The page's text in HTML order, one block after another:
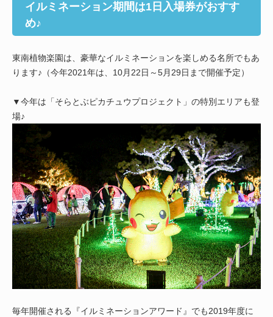
イルミネーション期間は1日入場券がおすす
め♪
東南植物楽園は、豪華なイルミネーションを楽しめる名所でもあ
ります♪（今年2021年は、10月22日～5月29日まで開催予定）
▼今年は「そらとぶピカチュウプロジェクト」の特別エリアも登
場♪
毎年開催される『イルミネーションアワード』でも2019年度に